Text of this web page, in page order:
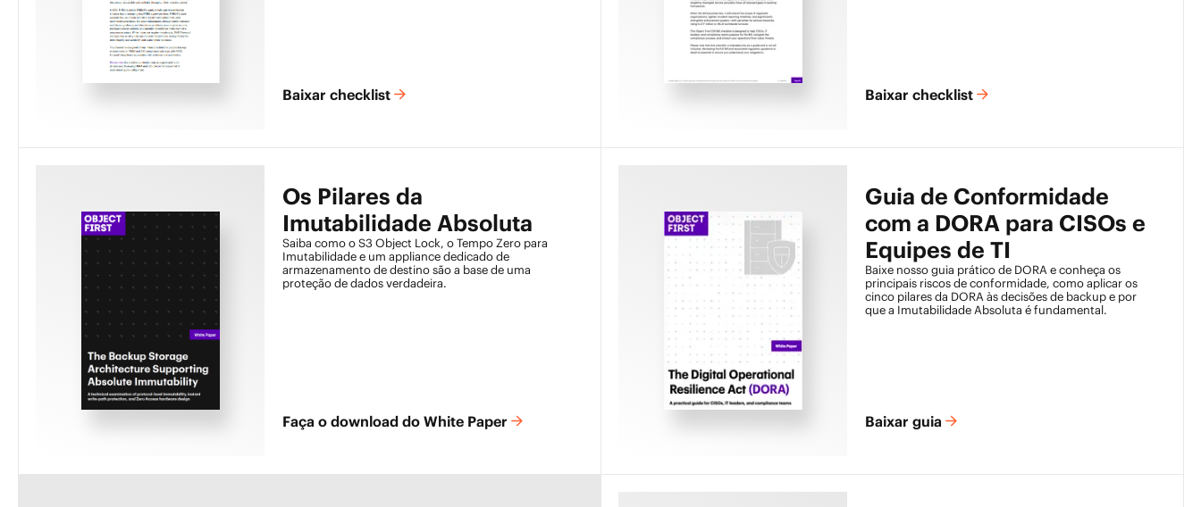
Baixar checklist Baixar checklist
Os Pilares da
Imutabilidade Absoluta
Saiba como o S3 Object Lock, o Tempo Zero para
Imutabilidade e um appliance dedicado de
armazenamento de destino são a base de uma
proteção de dados verdadeira.
Faça o download do White Paper
Guia de Conformidade
com a DORA para CISOs e
Equipes de TI
Baixe nosso guia prático de DORA e conheça os
principais riscos de conformidade, como aplicar os
cinco pilares da DORA às decisões de backup e por
que a Imutabilidade Absoluta é fundamental.
Baixar guia